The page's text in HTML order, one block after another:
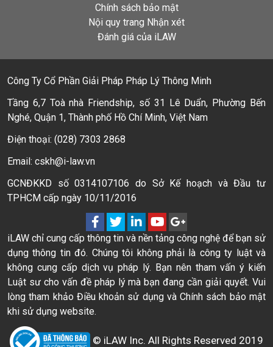
Chính sách bảo mật
Nội quy trang Nhận xét
Đánh giá của iLAW
Công Ty Cổ Phần Giải Pháp Pháp Lý Thông Minh
Tầng 6,7 Toà nhà Friendship, số 31 Lê Duẩn, Phường Bến
Nghé, Quận 1, Thành phố Hồ Chí Minh, Việt Nam
Điện thoại: (028) 7303 2868
Email: cskh@i-law.vn
GCNĐKKD số 0314107106 do Sở Kế hoạch và Đầu tư
TPHCM cấp ngày 10/11/2016
iLAW chỉ cung cấp thông tin và nền tảng công nghệ để bạn sử
dụng thông tin đó. Chúng tôi không phải là công ty luật và
không cung cấp dịch vụ pháp lý. Bạn nên tham vấn ý kiến
Luật sư cho vấn đề pháp lý mà bạn đang cần giải quyết. Vui
lòng tham khảo Điều khoản sử dụng và Chính sách bảo mật
khi sử dụng website.
© iLAW Inc. All Rights Reserved 2019